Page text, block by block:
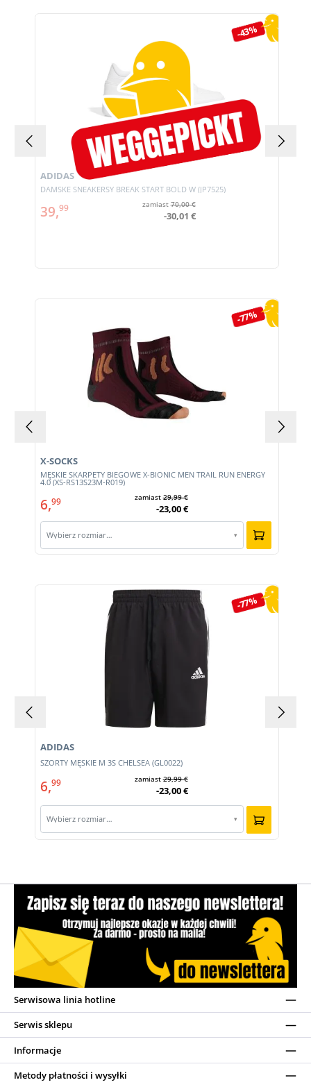
-43%
DAMSKE SNEAKERSY BREAK START BOLD W (JP7525)
ADIDAS
39,99 zamiast70,00 €
-30,01 €
-77%
MĘSKIE SKARPETY BIEGOWE X-BIONIC MEN TRAIL RUN ENERGY
4.0 (XS-RS13S23M-R019)
X-SOCKS
6,99 zamiast29,99 €
-23,00 €
Wybierz rozmiar… ▾
Pomiń galerię produktów
-77%
SZORTY MĘSKIE M 3S CHELSEA (GL0022)
ADIDAS
6,99 zamiast29,99 €
-23,00 €
Wybierz rozmiar… ▾
Serwisowa linia hotline
Serwis sklepu
Informacje
Metody płatności i wysyłki